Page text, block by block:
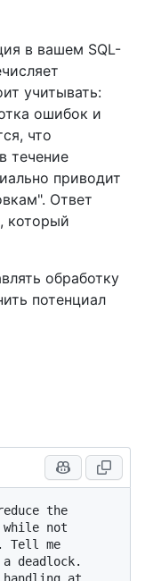
в вашем SQL-
учитывать:
ошибок и
что
течение
приводит
Ответ
который
обработку
потенциал
the
while not
Tell me
deadlock.